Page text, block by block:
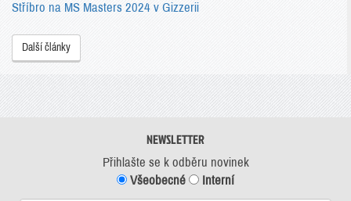
Stříbro na MS Masters 2024 v Gizzerii
Další články
NEWSLETTER
Přihlašte se k odběru novinek
Všeobecné
Interní